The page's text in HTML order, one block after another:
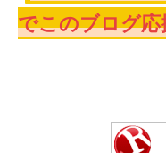
でこのブログ